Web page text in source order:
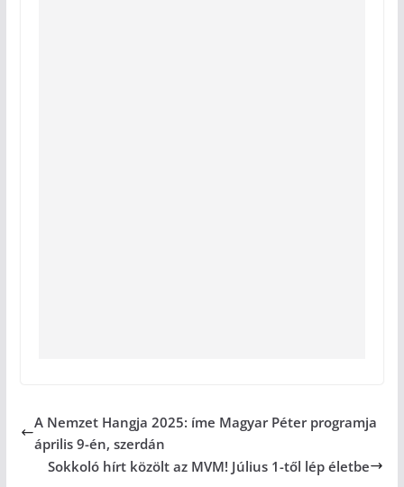
A Nemzet Hangja 2025: íme Magyar Péter programja
április 9-én, szerdán
Sokkoló hírt közölt az MVM! Július 1-től lép életbe